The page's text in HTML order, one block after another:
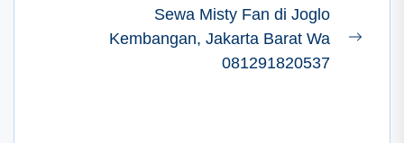
Sewa Misty Fan di Joglo
Kembangan, Jakarta Barat Wa
081291820537